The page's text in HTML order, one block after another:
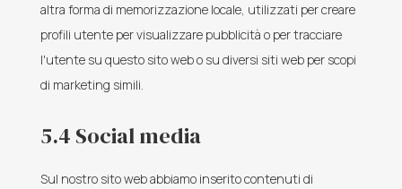
altra forma di memorizzazione locale, utilizzati per creare
profili utente per visualizzare pubblicità o per tracciare
l'utente su questo sito web o su diversi siti web per scopi
di marketing simili.
5.4 Social media
Sul nostro sito web abbiamo inserito contenuti di